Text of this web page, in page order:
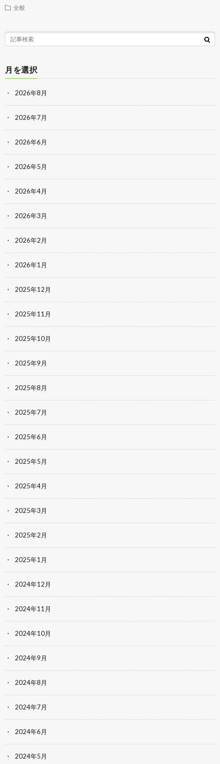
全般
月を選択
2026年8月
2026年7月
2026年6月
2026年5月
2026年4月
2026年3月
2026年2月
2026年1月
2025年12月
2025年11月
2025年10月
2025年9月
2025年8月
2025年7月
2025年6月
2025年5月
2025年4月
2025年3月
2025年2月
2025年1月
2024年12月
2024年11月
2024年10月
2024年9月
2024年8月
2024年7月
2024年6月
2024年5月